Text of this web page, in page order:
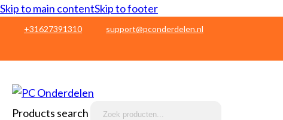
Skip to main contentSkip to footer
+31627391310
support@pconderdelen.nl
Products search